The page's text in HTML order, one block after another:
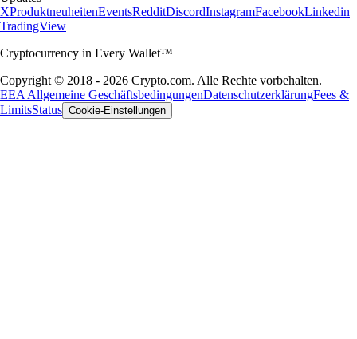
XProduktneuheitenEventsRedditDiscordInstagramFacebookLinkedin
TradingView
Cryptocurrency in Every Wallet™
Copyright © 2018 - 2026 Crypto.com. Alle Rechte vorbehalten.
EEA Allgemeine GeschäftsbedingungenDatenschutzerklärungFees &
LimitsStatus Cookie-Einstellungen